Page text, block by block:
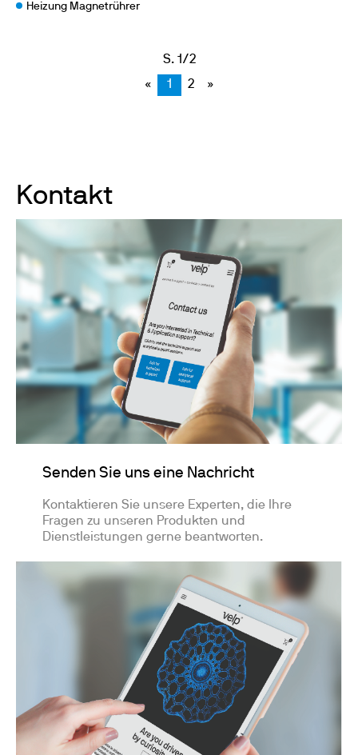
Heizung Magnetrührer
S. 1/2
« 1 2 »
Kontakt
Senden Sie uns eine Nachricht
Kontaktieren Sie unsere Experten, die Ihre
Fragen zu unseren Produkten und
Dienstleistungen gerne beantworten.